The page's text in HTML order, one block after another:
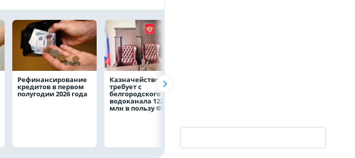
Рефинансирование
кредитов в первом
полугодии 2026 года
Казначейство
требует с
белгородского
водоканала 122,8
млн в пользу ФРТ
«БАРС-Белгород»